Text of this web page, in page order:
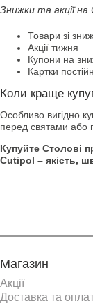
Знижки та акції
Товари зі
Акції тижня
Купони на
Картки
Коли краще
Особливо вигідно
перед святами або
Купуйте Столові
Cutipol – якість,
Магазин
Акції
Доставка та